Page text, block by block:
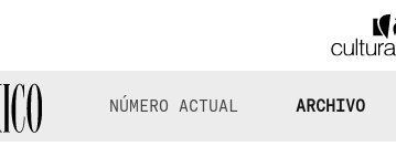
NÚMERO ACTUAL ARCHIVO